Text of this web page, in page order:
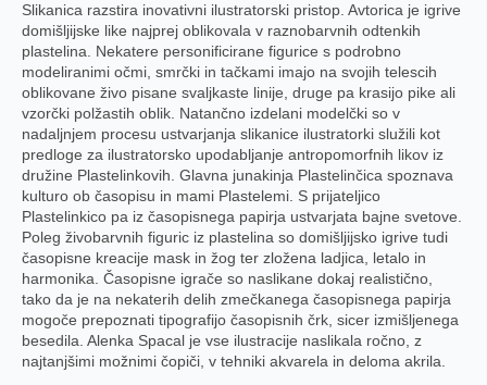
Slikanica razstira inovativni ilustratorski pristop. Avtorica je igrive
domišljijske like najprej oblikovala v raznobarvnih odtenkih
plastelina. Nekatere personificirane figurice s podrobno
modeliranimi očmi, smrčki in tačkami imajo na svojih telescih
oblikovane živo pisane svaljkaste linije, druge pa krasijo pike ali
vzorčki polžastih oblik. Natančno izdelani modelčki so v
nadaljnjem procesu ustvarjanja slikanice ilustratorki služili kot
predloge za ilustratorsko upodabljanje antropomorfnih likov iz
družine Plastelinkovih. Glavna junakinja Plastelinčica spoznava
kulturo ob časopisu in mami Plastelemi. S prijateljico
Plastelinkico pa iz časopisnega papirja ustvarjata bajne svetove.
Poleg živobarvnih figuric iz plastelina so domišljijsko igrive tudi
časopisne kreacije mask in žog ter zložena ladjica, letalo in
harmonika. Časopisne igrače so naslikane dokaj realistično,
tako da je na nekaterih delih zmečkanega časopisnega papirja
mogoče prepoznati tipografijo časopisnih črk, sicer izmišljenega
besedila. Alenka Spacal je vse ilustracije naslikala ročno, z
najtanjšimi možnimi čopiči, v tehniki akvarela in deloma akrila.